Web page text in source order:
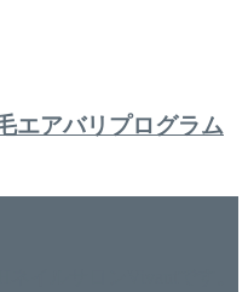
エアバリプログラム